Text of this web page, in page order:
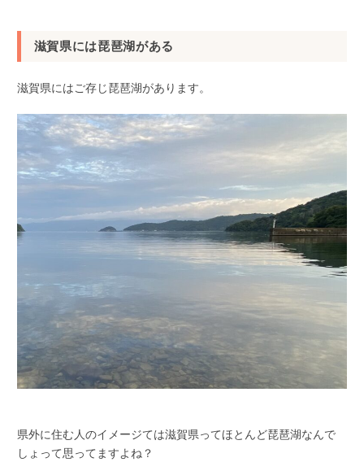
滋賀県には琵琶湖がある
滋賀県にはご存じ琵琶湖があります。
県外に住む人のイメージては滋賀県ってほとんど琵琶湖なんで
しょって思ってますよね？